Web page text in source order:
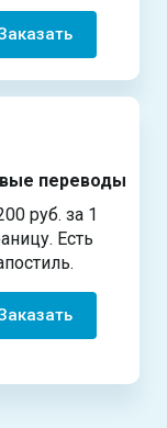
переводы
руб. за 1
Есть